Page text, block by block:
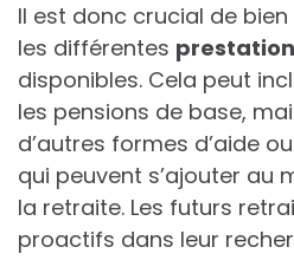
Il est donc crucial de
les différentes
disponibles. Cela peut
les pensions de base,
d’autres formes d’aide
qui peuvent s’ajouter au
la retraite. Les futurs
proactifs dans leur